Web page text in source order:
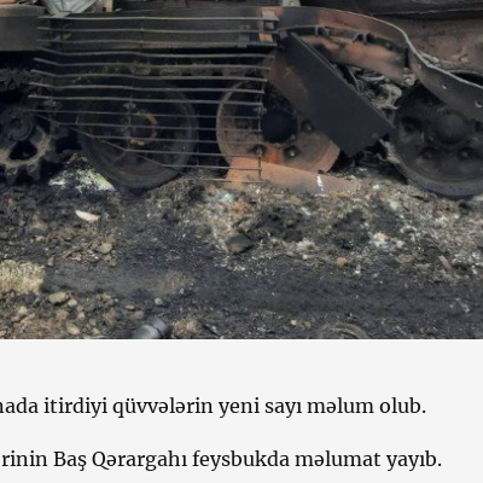
itirdiyi qüvvələrin yeni sayı məlum olub.
Baş Qərargahı feysbukda məlumat yayıb.